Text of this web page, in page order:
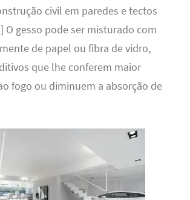
civil em paredes e tectos
O gesso pode ser misturado com
de papel ou fibra de vidro,
que lhe conferem maior
fogo ou diminuem a absorção de